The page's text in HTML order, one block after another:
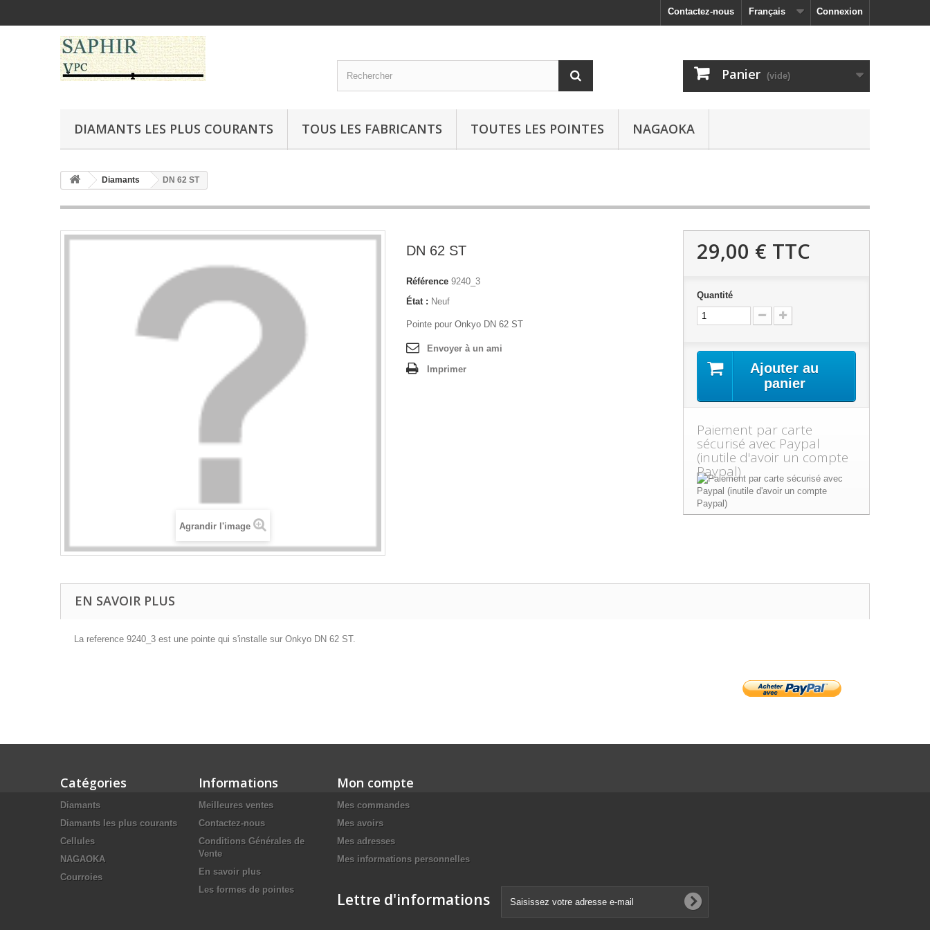
Connexion
Français
Contactez-nous
Panier (vide)
DIAMANTS LES PLUS COURANTS TOUS LES FABRICANTS TOUTES LES POINTES NAGAOKA
Diamants DN 62 ST
Agrandir l'image
DN 62 ST
Référence 9240_3
État : Neuf
Pointe pour Onkyo DN 62 ST
Envoyer à un ami
Imprimer
29,00 € TTC
Quantité
Ajouter au
panier
Paiement par carte
sécurisé avec Paypal
(inutile d'avoir un compte
Paypal)
EN SAVOIR PLUS
La reference 9240_3 est une pointe qui s'installe sur Onkyo DN 62 ST.
Catégories
Diamants
Diamants les plus courants
Cellules
NAGAOKA
Courroies
Informations
Meilleures ventes
Contactez-nous
Conditions Générales de
Vente
En savoir plus
Les formes de pointes
Mon compte
Mes commandes
Mes avoirs
Mes adresses
Mes informations personnelles
Lettre d'informations